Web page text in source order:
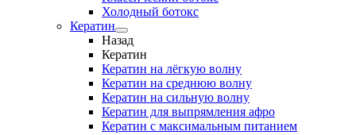
Холодный ботокс
Кератин
Назад
Кератин
Кератин на лёгкую волну
Кератин на среднюю волну
Кератин на сильную волну
Кератин для выпрямления афро
Кератин с максимальным питанием